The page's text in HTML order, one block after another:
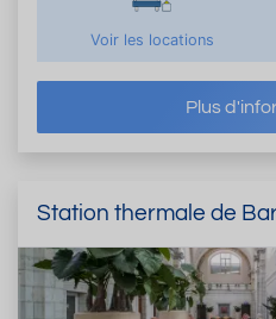
Voir les locations
Plus
Station thermale de